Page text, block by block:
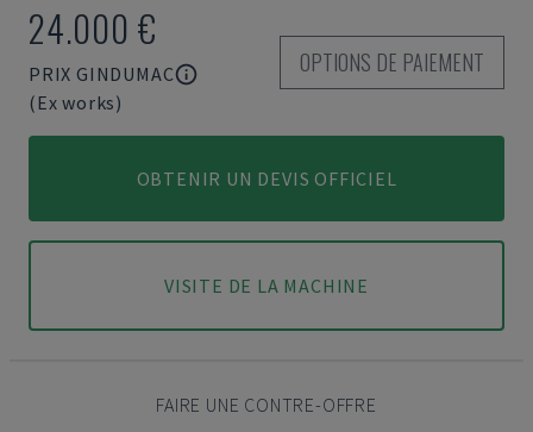
24.000 €
PRIX GINDUMAC
(Ex works)
OPTIONS DE PAIEMENT
OBTENIR UN DEVIS OFFICIEL
VISITE DE LA MACHINE
FAIRE UNE CONTRE-OFFRE